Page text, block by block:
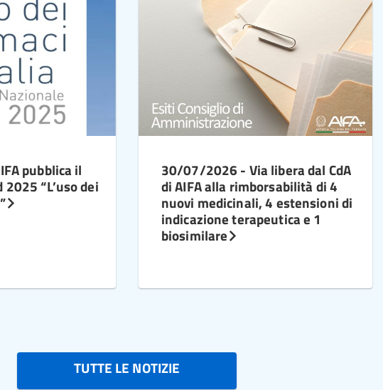
pubblica il
“L’uso dei
30/07/2026 - Via libera dal CdA
di AIFA alla rimborsabilità di 4
nuovi medicinali, 4 estensioni di
indicazione terapeutica e 1
biosimilare
TUTTE LE NOTIZIE